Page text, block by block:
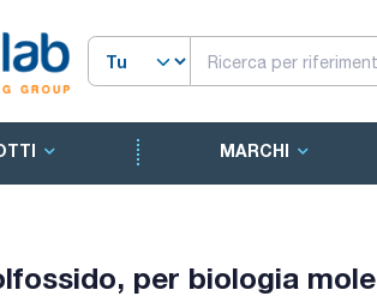
MARCHI
per biologia